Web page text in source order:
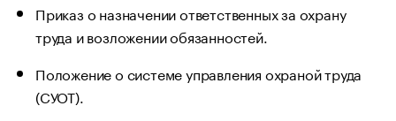
Приказ о назначении ответственных за охрану
труда и возложении обязанностей.
Положение о системе управления охраной труда
(СУОТ).